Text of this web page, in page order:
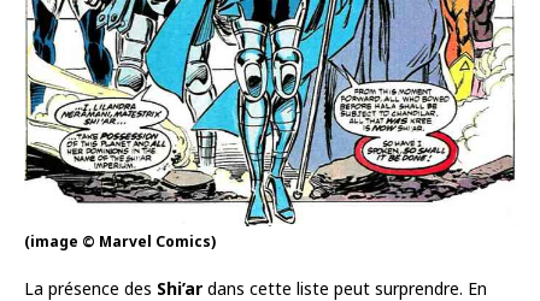
(image © Marvel Comics)
La présence des Shi’ar dans cette liste peut surprendre. En